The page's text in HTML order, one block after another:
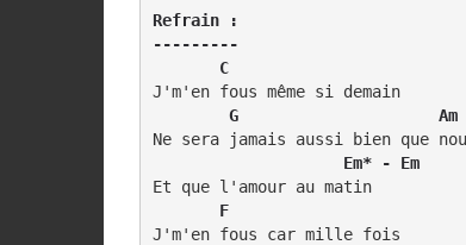
Refrain :
---------
       C
J'm'en fous même si demain
   G                     Am
Ne sera jamais aussi bien que
    Em* - Em
Et que l'amour au matin
    F
J'm'en fous car mille fois